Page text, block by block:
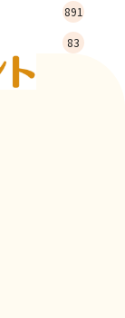
891
83